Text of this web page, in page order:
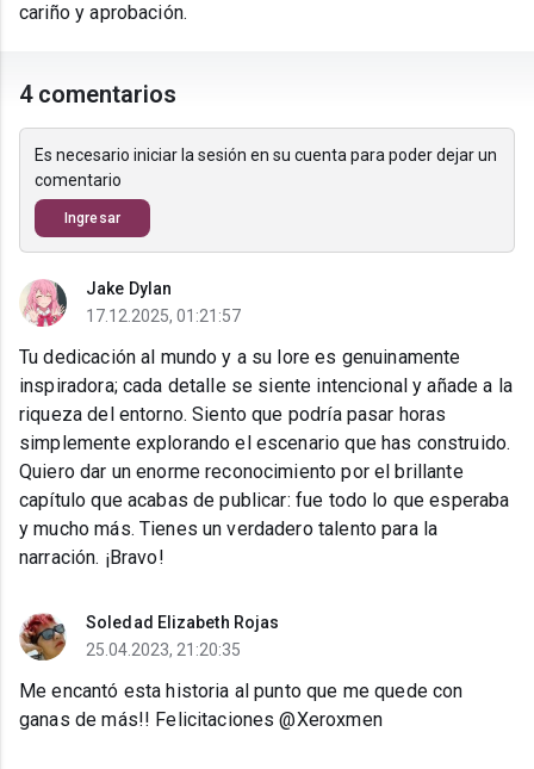
cariño y aprobación.
4 comentarios
Es necesario iniciar la sesión en su cuenta para poder dejar un
comentario
Ingresar
Jake Dylan
17.12.2025, 01:21:57
Tu dedicación al mundo y a su lore es genuinamente
inspiradora; cada detalle se siente intencional y añade a la
riqueza del entorno. Siento que podría pasar horas
simplemente explorando el escenario que has construido.
Quiero dar un enorme reconocimiento por el brillante
capítulo que acabas de publicar: fue todo lo que esperaba
y mucho más. Tienes un verdadero talento para la
narración. ¡Bravo!
Soledad Elizabeth Rojas
25.04.2023, 21:20:35
Me encantó esta historia al punto que me quede con
ganas de más!! Felicitaciones @Xeroxmen